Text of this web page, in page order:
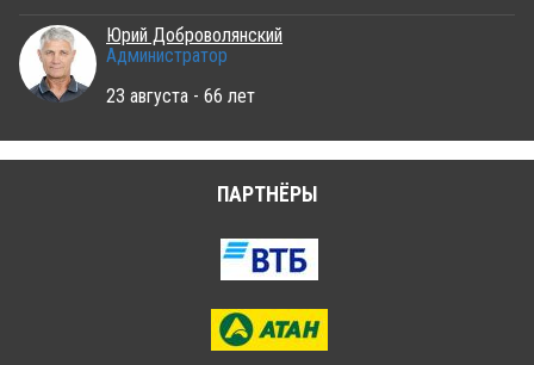
Юрий Доброволянский
Администратор
23 августа - 66 лет
ПАРТНЁРЫ